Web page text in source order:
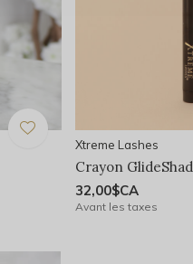
Xtreme Lashes
Crayon
32,00$CA
Avant les taxes